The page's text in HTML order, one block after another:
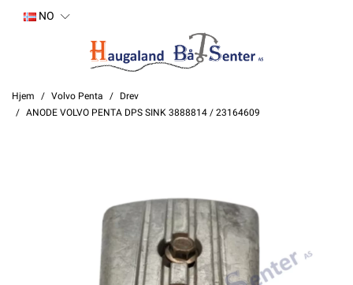
NO
Hjem Volvo Penta
Drev
ANODE VOLVO PENTA DPS SINK 3888814 / 23164609